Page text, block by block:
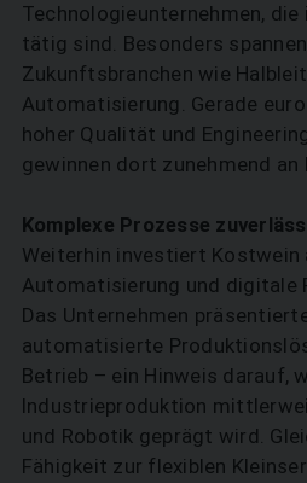
Technologieunternehmen,
tätig sind. Besonders
Zukunftsbranchen wie
Automatisierung. Gerade
hoher Qualität und
gewinnen dort zunehmend an
Komplexe Prozesse
Weiterhin investiert Kostwein
Automatisierung und digitale
Das Unternehmen
automatisierte
Betrieb – ein Hinweis darauf,
Industrieproduktion
und Robotik geprägt wird.
Fähigkeit zur flexiblen